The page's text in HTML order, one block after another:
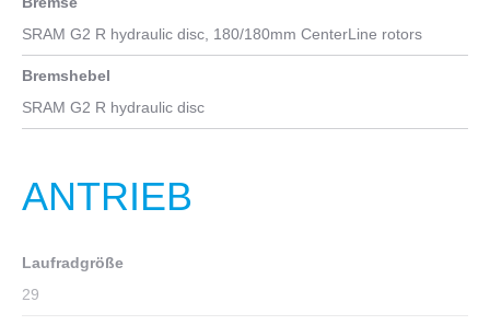
SRAM G2 R hydraulic disc, 180/180mm CenterLine rotors
Bremshebel
SRAM G2 R hydraulic disc
ANTRIEB
Laufradgröße
29